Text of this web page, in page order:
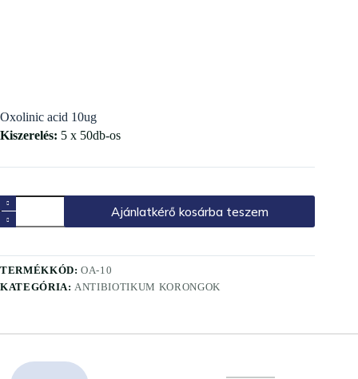
Oxolinic acid 10ug
Kiszerelés: 5 x 50db-os
Ajánlatkérő kosárba teszem
TERMÉKKÓD:OA-10
KATEGÓRIA:ANTIBIOTIKUM KORONGOK